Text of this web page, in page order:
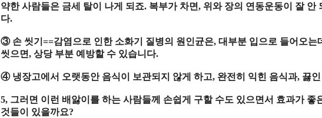
약한 사람들은 금세 탈이 나게 되죠. 복부가 차면, 위와 장의 연동운동이 잘 안
다.
③ 손 씻기 ==감염으로 인한 소화기 질병의 원인균은, 대부분 입으로 들어오는
씻으면, 상당 부분 예방할 수 있습니다.
④ 냉장고에서 오랫동안 음식이 보관되지 않게 하고, 완전히 익힌 음식과, 끓
5, 그러면 이런 배앓이를 하는 사람들께 손쉽게 구할 수도 있으면서 효과가 좋
것들이 있을까요?